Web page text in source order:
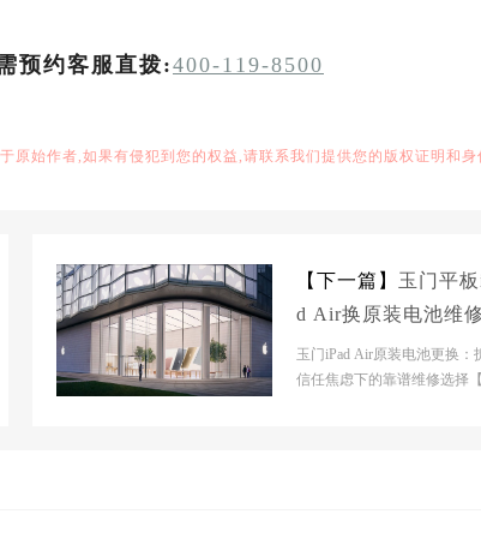
预约客服直拨:400-119-8500
原始作者,如果有侵犯到您的权益,请联系我们提供您的版权证明和身
【下一篇】 玉门平板
d Air换原装电池维
大概多少钱
玉门iPad Air原装电池更换：
信任焦虑下的靠谱维修选择